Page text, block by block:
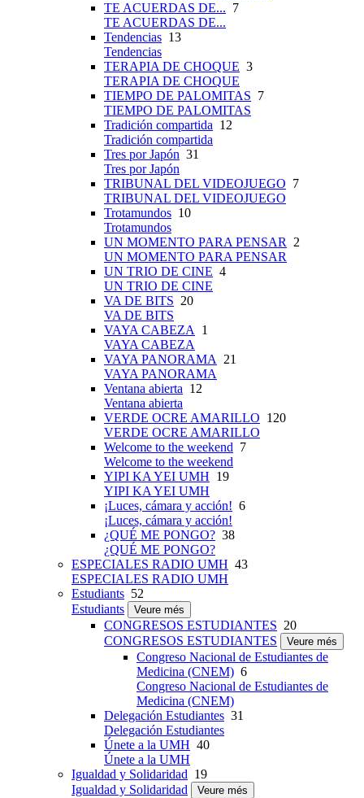
TE ACUERDAS DE... 7
TE ACUERDAS DE...
Tendencias 13
Tendencias
TERAPIA DE CHOQUE 3
TERAPIA DE CHOQUE
TIEMPO DE PALOMITAS 7
TIEMPO DE PALOMITAS
Tradición compartida 12
Tradición compartida
Tres por Japón 31
Tres por Japón
TRIBUNAL DEL VIDEOJUEGO 7
TRIBUNAL DEL VIDEOJUEGO
Trotamundos 10
Trotamundos
UN MOMENTO PARA PENSAR
2
UN MOMENTO PARA PENSAR
UN TRIO DE CINE 4
UN TRIO DE CINE
VA DE BITS 20
VA DE BITS
VAYA CABEZA
1
VAYA CABEZA
VAYA PANORAMA
21
VAYA PANORAMA
Ventana abierta 12
Ventana abierta
VERDE OCRE AMARILLO 120
VERDE OCRE AMARILLO
Welcome to the weekend 7
Welcome to the weekend
YIPI KA YEI UMH 19
YIPI KA YEI UMH
¡Luces, cámara y acción! 6
¡Luces, cámara y acción!
¿QUÉ ME PONGO? 38
¿QUÉ ME PONGO?
ESPECIALES RADIO UMH 43
ESPECIALES RADIO UMH
Estudiants 52
Estudiants
Veure més
CONGRESOS ESTUDIANTES 20
CONGRESOS ESTUDIANTES
Veure més
Congreso Nacional de Estudiantes de
Medicina (CNEM) 6
Congreso Nacional de Estudiantes de
Medicina (CNEM)
Delegación Estudiantes 31
Delegación Estudiantes
Únete a la UMH 40
Únete a la UMH
Igualdad y Solidaridad 19
Igualdad y Solidaridad
Veure més